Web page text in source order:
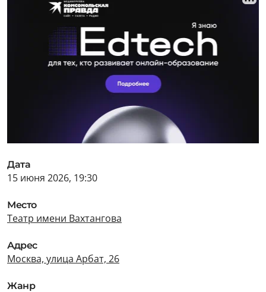
Дата
15 июня 2026, 19:30
Место
Театр имени Вахтангова
Адрес
Москва, улица Арбат, 26
Жанр